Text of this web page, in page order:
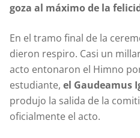
goza al máximo de la
En el tramo final de la
dieron respiro. Casi un
acto entonaron el Himno
estudiante, el Gaudeamus
produjo la salida de la
oficialmente el acto.